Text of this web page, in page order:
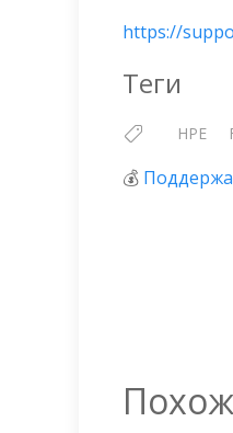
https://
Теги
HPE
💰